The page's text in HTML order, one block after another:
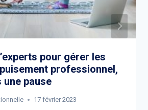
pour gérer les
professionnel,
une pause
17 février 2023